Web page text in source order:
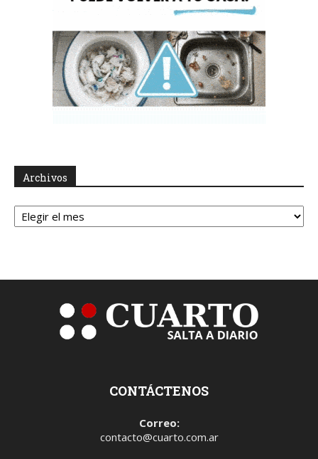
Archivos
Archivos
CONTÁCTENOS
Correo:
contacto@cuarto.com.ar